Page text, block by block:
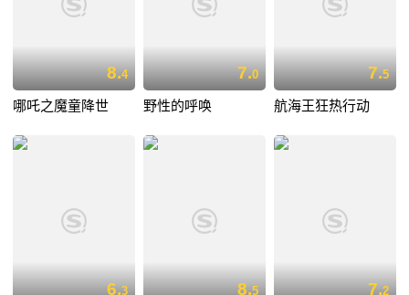
8.4
哪吒之魔童降世
7.0
野性的呼唤
7.5
航海王狂热行动
6.3 8.5 7.2